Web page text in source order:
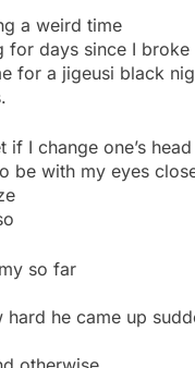
a weird time
for days since I broke
for a jigeusi black
if I change one’s head
be with my eyes
so far
hard he came up